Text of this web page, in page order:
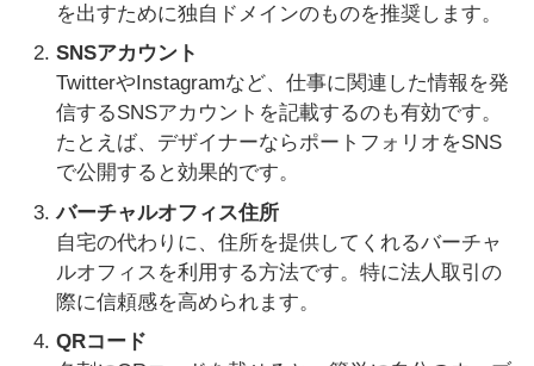
を出すために独自ドメインのものを推奨します。
SNSアカウント
TwitterやInstagramなど、仕事に関連した情報を発
信するSNSアカウントを記載するのも有効です。
たとえば、デザイナーならポートフォリオをSNS
で公開すると効果的です。
バーチャルオフィス住所
自宅の代わりに、住所を提供してくれるバーチャ
ルオフィスを利用する方法です。特に法人取引の
際に信頼感を高められます。
QRコード